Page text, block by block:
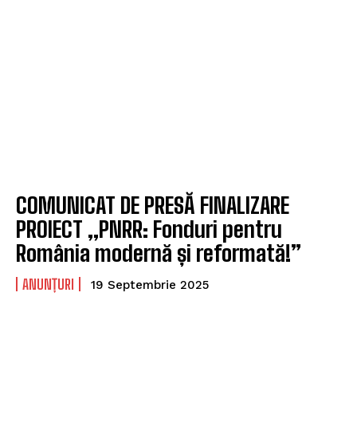
COMUNICAT DE PRESĂ FINALIZARE
PROIECT „PNRR: Fonduri pentru
România modernă și reformată!”
ANUNȚURI 19 Septembrie 2025